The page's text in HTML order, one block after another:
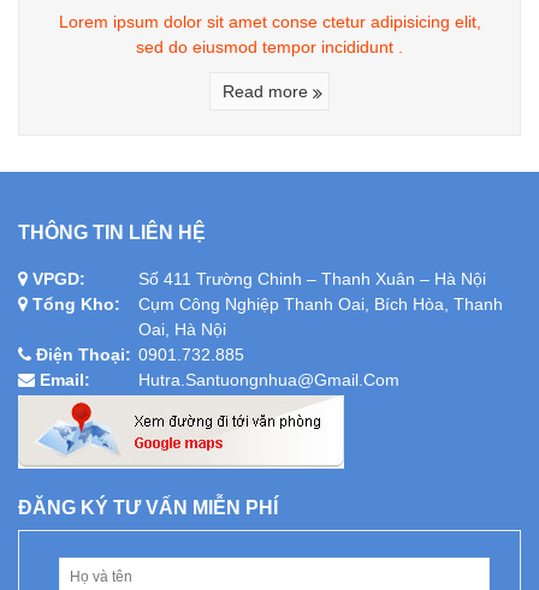
Lorem ipsum dolor sit amet conse ctetur adipisicing elit,
sed do eiusmod tempor incididunt .
Read more
THÔNG TIN LIÊN HỆ
VPGD:
Số 411 Trường Chinh – Thanh Xuân – Hà Nội
Tổng Kho:
Cụm Công Nghiệp Thanh Oai, Bích Hòa, Thanh
Oai, Hà Nội
Điện Thoại: 0901.732.885
Email:
Hutra.santuongnhua@gmail.com
ĐĂNG KÝ TƯ VẤN MIỄN PHÍ